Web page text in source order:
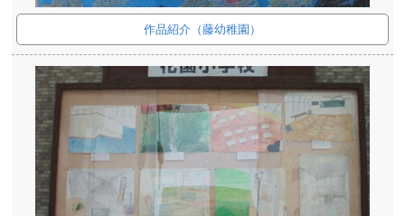
作品紹介（藤幼稚園）